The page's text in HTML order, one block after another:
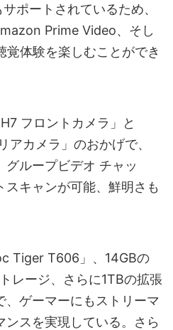
ポートされているため、
Prime Video、そし
覚体験を楽しむことができ
フロントカメラ」と
アカメラ」のおかげで、
ループビデオ チャッ
スキャンが可能、鮮明さも
Tiger T606」、14GBの
レージ、さらに1TBの拡張
、ゲーマーにもストリーマ
スを実現している。さら